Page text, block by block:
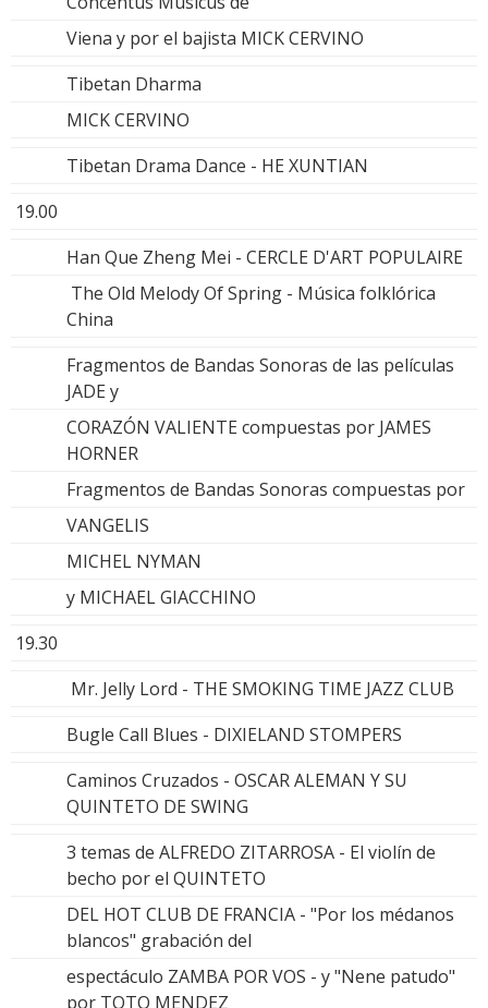
Viena y por el bajista MICK CERVINO
Tibetan Dharma
MICK CERVINO
Tibetan Drama Dance - HE XUNTIAN
19.00
Han Que Zheng Mei - CERCLE D'ART POPULAIRE
The Old Melody Of Spring - Música folklórica
China
Fragmentos de Bandas Sonoras de las películas
JADE y
CORAZÓN VALIENTE compuestas por JAMES
HORNER
Fragmentos de Bandas Sonoras compuestas por
VANGELIS
MICHEL NYMAN
y MICHAEL GIACCHINO
19.30
Mr. Jelly Lord - THE SMOKING TIME JAZZ CLUB
Bugle Call Blues - DIXIELAND STOMPERS
Caminos Cruzados - OSCAR ALEMAN Y SU
QUINTETO DE SWING
3 temas de ALFREDO ZITARROSA - El violín de
becho por el QUINTETO
DEL HOT CLUB DE FRANCIA - "Por los médanos
blancos" grabación del
espectáculo ZAMBA POR VOS - y "Nene patudo"
por TOTO MENDEZ